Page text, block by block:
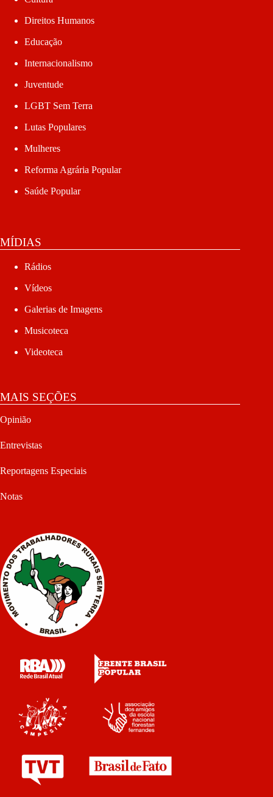
Direitos Humanos
Educação
Internacionalismo
Juventude
LGBT Sem Terra
Lutas Populares
Mulheres
Reforma Agrária Popular
Saúde Popular
MÍDIAS
Rádios
Vídeos
Galerias de Imagens
Musicoteca
Videoteca
MAIS SEÇÕES
Opinião
Entrevistas
Reportagens Especiais
Notas